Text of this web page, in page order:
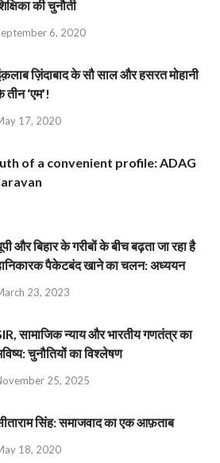
की चुनौती
6, 2020
ज़िंदाबाद के सौ साल और हसरत मोहानी
तीन ‘एम’!
17, 2020
of a convenient profile: ADAG
और बिहार के गरीबों के बीच बढ़ता जा रहा है
पैकेटबंद खाने का चलन: अध्ययन
23, 2023
सामाजिक न्याय और भारतीय गणतंत्र का
चुनौतियों का विश्लेषण
25, 2025
सिंह: समाजवाद का एक आफ़ताब
18, 2020